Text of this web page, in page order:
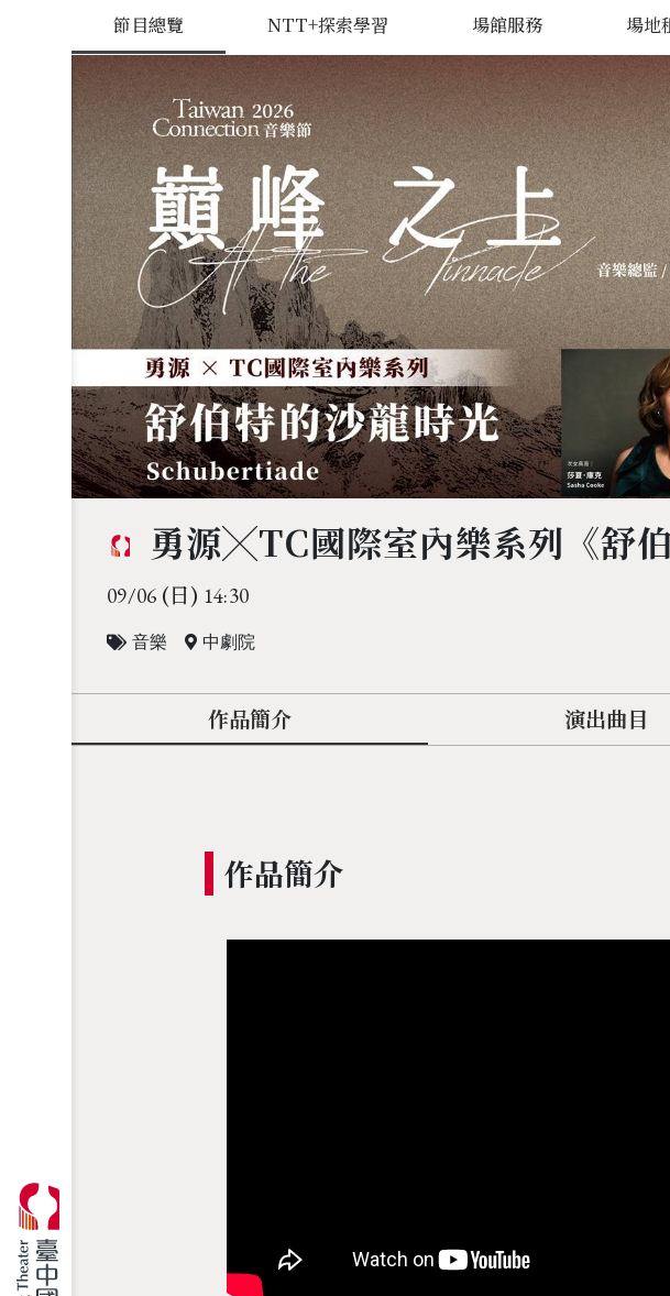
節目總覽 NTT+探索學習 場館服務 場地
勇源╳TC國際室內樂系列《舒
09/06 (日) 14:30
音樂 中劇院
作品簡介 演出曲目
作品簡介